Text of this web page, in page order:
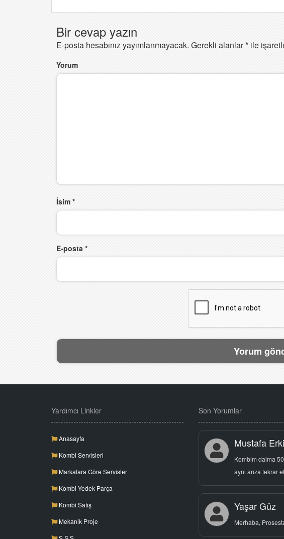
Bir cevap yazın
E-posta hesabınız yayımlanmayacak. Gerekli alanlar* ile
Yorum
İsim *
E-posta *
Yardımcı Linkler
Anasayfa
Kombi Servisleri
Markalara Göre Servisler
Kombi Yedek Parça
Kombi Satış
Mekanik Proje
Son Yorumlar
Mustafa
Kombim daima
aynı arıza tekrar
Yaşar Güz
Merhaba,